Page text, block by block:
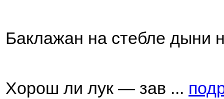
Баклажан на стебле дыни
Хорош ли лук — зав ...